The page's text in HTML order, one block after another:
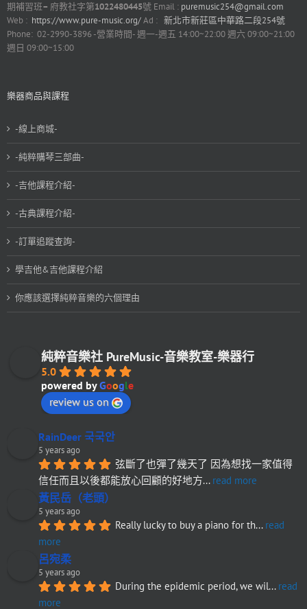
期補習班– 府教社字第1022480445號 Email : puremusic254@gmail.com
Web : https://www.pure-music.org/Ad : 新北市新莊區中華路二段254號
Phone: 02-2990-3896 -營業時間- 週一-週五 14:00~22:00 週六 09:00~21:00
週日 09:00~15:00
樂器商品與課程
-線上商城-
-純粹購琴三部曲-
-吉他課程介紹-
-古典課程介紹-
-訂單追蹤查詢-
學吉他&吉他課程介紹
你應該選擇純粹音樂的六個理由
純粹音樂社 PureMusic-音樂教室-樂器行
5.0
powered byGoogle
review us on
RainDeer 국국안
5 years ago
弦斷了也彈了幾天了 因為想找一家值得
信任而且以後都能放心回顧的好地方... read more
黃民岳（老頭）
5 years ago
Really lucky to buy a piano for th... read
more
呂宛柔
5 years ago
During the epidemic period, we wil... read
more